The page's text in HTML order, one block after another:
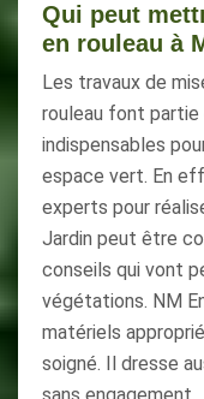
Qui peut
en rouleau à
Les travaux de
rouleau font
indispensables
espace vert. En
experts pour
Jardin peut être
conseils qui vont
végétations. NM
matériels
soigné. Il dresse